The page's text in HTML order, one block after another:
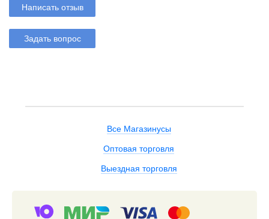
Написать отзыв
Задать вопрос
Все Магазинусы
Оптовая торговля
Выездная торговля